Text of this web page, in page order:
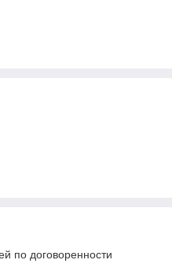
по договоренности